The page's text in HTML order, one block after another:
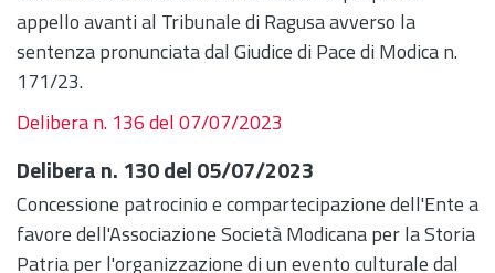
appello avanti al Tribunale di Ragusa avverso la
sentenza pronunciata dal Giudice di Pace di Modica n.
171/23.
Delibera n. 136 del 07/07/2023
Delibera n. 130 del 05/07/2023
Concessione patrocinio e compartecipazione dell'Ente a
favore dell'Associazione Società Modicana per la Storia
Patria per l'organizzazione di un evento culturale dal